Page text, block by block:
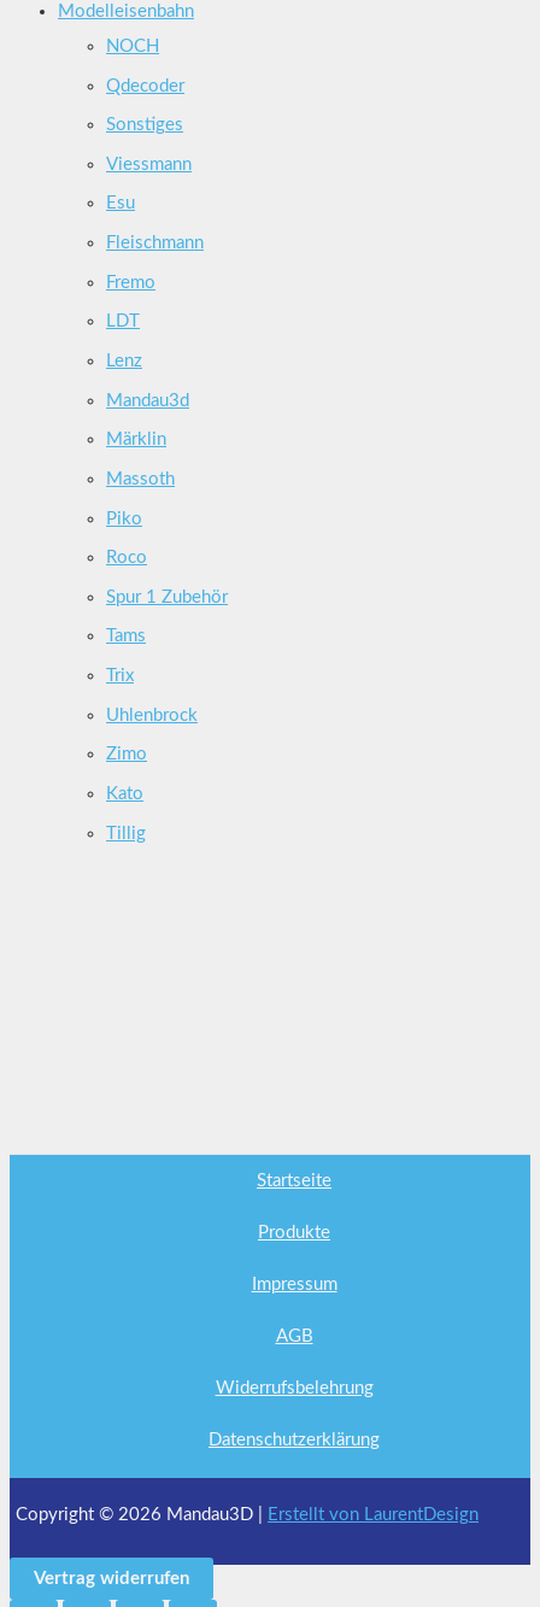
Modelleisenbahn
NOCH
Qdecoder
Sonstiges
Viessmann
Esu
Fleischmann
Fremo
LDT
Lenz
Mandau3d
Märklin
Massoth
Piko
Roco
Spur 1 Zubehör
Tams
Trix
Uhlenbrock
Zimo
Kato
Tillig
Startseite
Produkte
Impressum
AGB
Widerrufsbelehrung
Datenschutzerklärung
Copyright © 2026 Mandau3D | Erstellt von LaurentDesign
Vertrag widerrufen